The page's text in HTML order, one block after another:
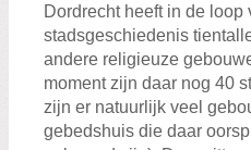
Dordrecht heeft in de
stadsgeschiedenis
andere religieuze
moment zijn daar nog 40
zijn er natuurlijk veel
gebedshuis die daar